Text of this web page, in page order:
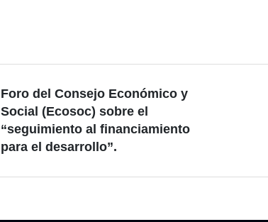
Foro del Consejo Económico y
Social (Ecosoc) sobre el
“seguimiento al financiamiento
para el desarrollo”.